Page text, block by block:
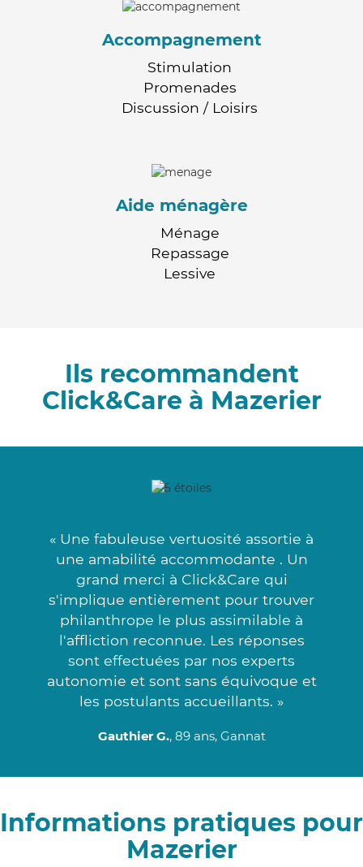
Accompagnement
Stimulation
Promenades
Discussion / Loisirs
Aide ménagère
Ménage
Repassage
Lessive
Ils recommandent
Click&Care à Mazerier
« Une fabuleuse vertuosité assortie à
une amabilité accommodante . Un
grand merci à Click&Care qui
s'implique entièrement pour trouver
philanthrope le plus assimilable à
l'affliction reconnue. Les réponses
sont effectuées par nos experts
autonomie et sont sans équivoque et
les postulants accueillants. »
Gauthier G., 89 ans, Gannat
Informations pratiques pour
Mazerier